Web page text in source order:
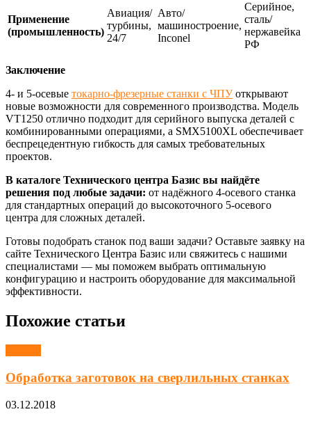
Применение
(промышленность)
Авиация/
турбины,
24/7
Авто/
машиностроение,
Inconel
Серийное,
сталь/
нержавейка
РФ
Заключение
4‑ и 5‑осевые токарно‑фрезерные станки с ЧПУоткрывают
новые возможности для современного производства. Модель
VT1250 отлично подходит для серийного выпуска деталей с
комбинированными операциями, а SMX5100XL обеспечивает
беспрецедентную гибкость для самых требовательных
проектов.
В каталоге Технического центра Базис вы найдёте
решения под любые задачи: от надёжного 4‑осевого станка
для стандартных операций до высокоточного 5‑осевого
центра для сложных деталей.
Готовы подобрать станок под ваши задачи? Оставьте заявку на
сайте Технического Центра Базис или свяжитесь с нашими
специалистами — мы поможем выбрать оптимальную
конфигурацию и настроить оборудование для максимальной
эффективности.
Похожие статьи
Обработка заготовок на сверлильных станках
03.12.2018